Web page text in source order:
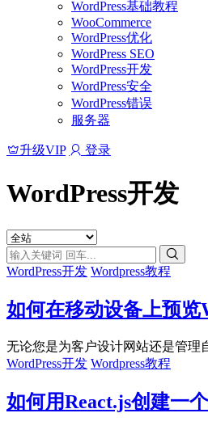
WordPress基础教程
WooCommerce
WordPress优化
WordPress SEO
WordPress开发
WordPress安全
WordPress错误
服务器
升级VIP 登录
WordPress开发
WordPress开发 Wordpress教程
如何在移动设备上预览
无论您是为客户设计网站还是管理
WordPress开发 Wordpress教程
如何用React.js创建一